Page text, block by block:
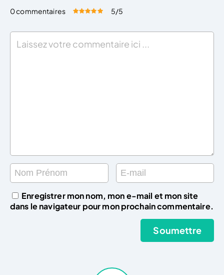
0 commentaires Évaluez cet article:
5/5
Enregistrer mon nom, mon e-mail et mon site
dans le navigateur pour mon prochain commentaire.